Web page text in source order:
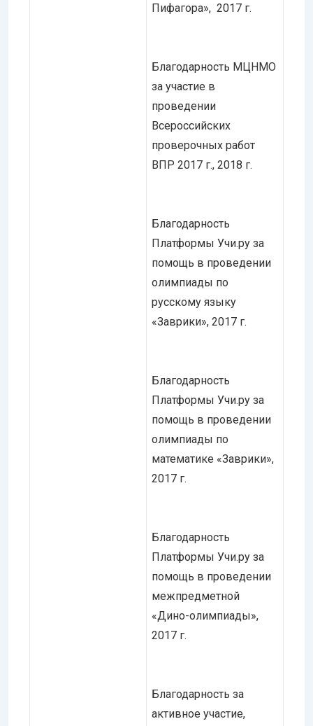
Пифагора», 2017 г.
Благодарность МЦНМО
за участие в
проведении
Всероссийских
проверочных работ
ВПР 2017 г., 2018 г.
Благодарность
Платформы Учи.ру за
помощь в проведении
олимпиады по
русскому языку
«Заврики», 2017 г.
Благодарность
Платформы Учи.ру за
помощь в проведении
олимпиады по
математике «Заврики»,
2017 г.
Благодарность
Платформы Учи.ру за
помощь в проведении
межпредметной
«Дино-олимпиады»,
2017 г.
Благодарность за
активное участие,